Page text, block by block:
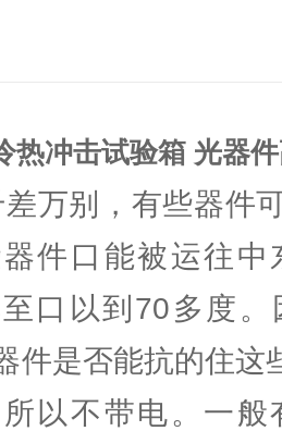
热冲击试验箱 光器
别，有些器件可
件口能被运往中
口以到70多度
件是否能抗的住这
以不带电。一般